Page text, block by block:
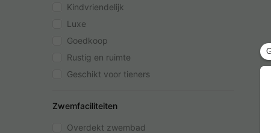
Kindvriendelijk
Luxe
Goedkoop
Rustig en ruimte
Geschikt voor tieners
Zwemfaciliteiten
Overdekt zwembad